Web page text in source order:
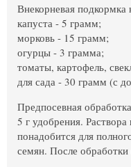
Внекорневая подкормка
капуста - 5 грамм;
морковь - 15 грамм;
огурцы - 3 грамма;
томаты, картофель,
для сада - 30 грамм (с
Предпосевная
5 г удобрения. Раствора
понадобится для
семян. После